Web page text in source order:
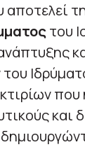
αποτελεί
του
και